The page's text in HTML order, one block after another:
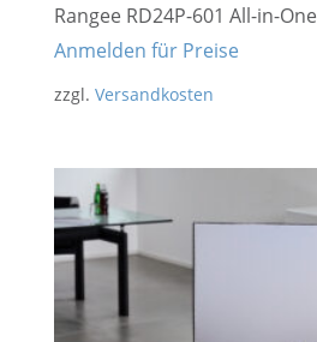
Rangee RD24P-601 All-in-One
Anmelden für Preise
zzgl. Versandkosten